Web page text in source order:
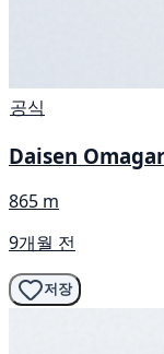
공식
Daisen
865 m
9개월 전
저장